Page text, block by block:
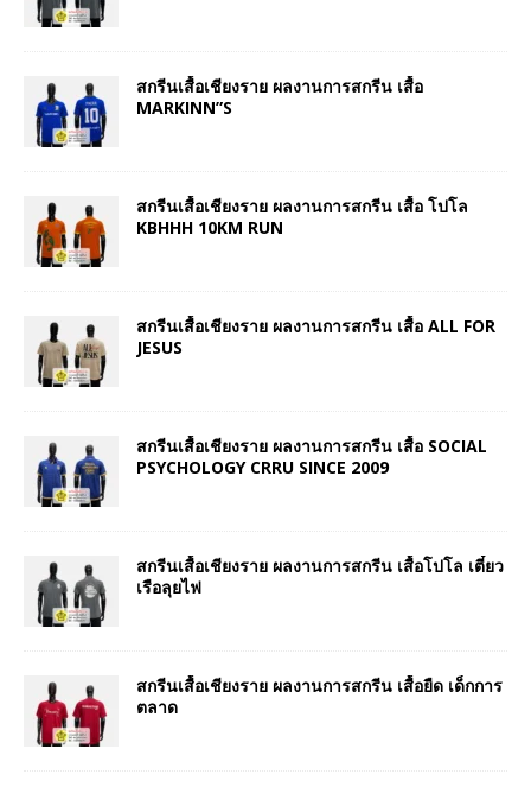
สกรีนเสื้อเชียงราย ผลงานการสกรีน เสื้อ
MARKINN”S
สกรีนเสื้อเชียงราย ผลงานการสกรีน เสื้อ โปโล
KBHHH 10KM RUN
สกรีนเสื้อเชียงราย ผลงานการสกรีน เสื้อ ALL FOR
JESUS
สกรีนเสื้อเชียงราย ผลงานการสกรีน เสื้อ SOCIAL
PSYCHOLOGY CRRU SINCE 2009
สกรีนเสื้อเชียงราย ผลงานการสกรีน เสื้อโปโล เตี๋ยว
เรือลุยไฟ
สกรีนเสื้อเชียงราย ผลงานการสกรีน เสื้อยืด เด็กการ
ตลาด